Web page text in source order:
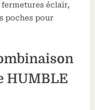
fermetures éclair,
poches pour
HUMBLE